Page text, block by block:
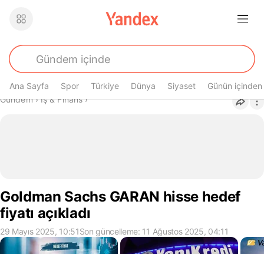
Ana Sayfa Spor Türkiye Dünya Siyaset Günün içinden
Buradasın
Gündem› İş & Finans›
Goldman Sachs GARAN hisse hedef
fiyatı açıkladı
29 Mayıs 2025, 10:51Son güncelleme: 11 Ağustos 2025, 04:11